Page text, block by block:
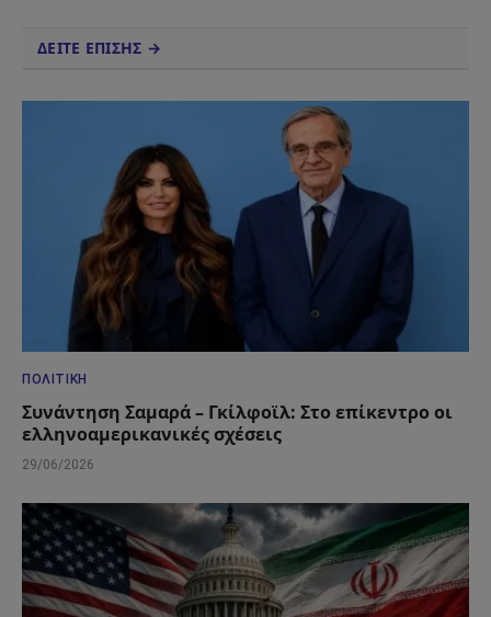
ΔΕΙΤΕ ΕΠΙΣΗΣ →
ΠΟΛΙΤΙΚΉ
Συνάντηση Σαμαρά – Γκίλφοϊλ: Στο επίκεντρο οι
ελληνοαμερικανικές σχέσεις
29/06/2026